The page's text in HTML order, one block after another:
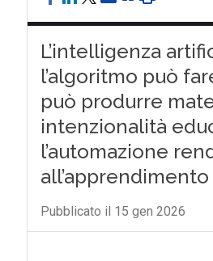
L’intelligenza
l’algoritmo può
può produrre
intenzionalità
l’automazione
all’apprendimento
Pubblicato il 15 gen 2026